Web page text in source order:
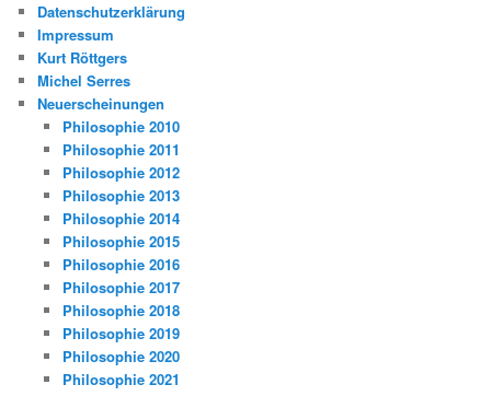
Datenschutzerklärung
Impressum
Kurt Röttgers
Michel Serres
Neuerscheinungen
Philosophie 2010
Philosophie 2011
Philosophie 2012
Philosophie 2013
Philosophie 2014
Philosophie 2015
Philosophie 2016
Philosophie 2017
Philosophie 2018
Philosophie 2019
Philosophie 2020
Philosophie 2021